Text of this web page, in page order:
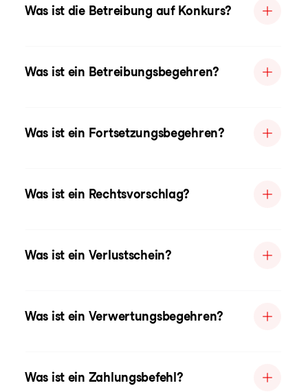
Was ist die Betreibung auf Konkurs?
Was ist ein Betreibungsbegehren?
Was ist ein Fortsetzungsbegehren?
Was ist ein Rechtsvorschlag?
Was ist ein Verlustschein?
Was ist ein Verwertungsbegehren?
Was ist ein Zahlungsbefehl?